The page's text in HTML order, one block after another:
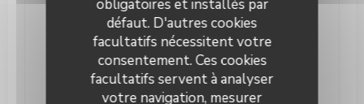
obligatoires et installés par
défaut. D'autres cookies
facultatifs nécessitent votre
consentement. Ces cookies
facultatifs servent à analyser
votre navigation, mesurer
Type de restaurant
Bar Brasserie, Brasserie
Services
Salle Privative, Organisation d'événements,
événements d’entreprises, Salles de réceptions -